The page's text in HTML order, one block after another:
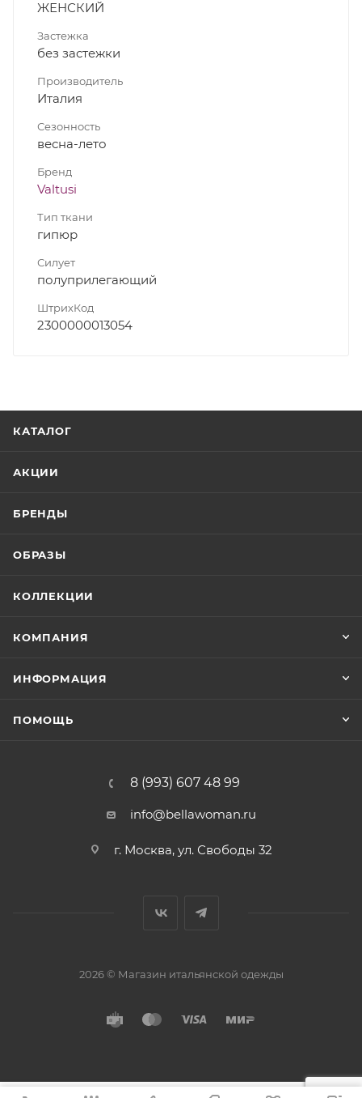
ЖЕНСКИЙ
Застежка
без застежки
Производитель
Италия
Сезонность
весна-лето
Бренд
Valtusi
Тип ткани
гипюр
Силует
полуприлегающий
ШтрихКод
2300000013054
КАТАЛОГ
АКЦИИ
БРЕНДЫ
ОБРАЗЫ
КОЛЛЕКЦИИ
КОМПАНИЯ
ИНФОРМАЦИЯ
ПОМОЩЬ
8 (993) 607 48 99
info@bellawoman.ru
г. Москва, ул. Свободы 32
2026 © Магазин итальянской одежды